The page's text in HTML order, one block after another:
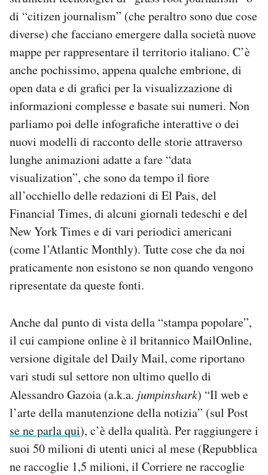
di “citizen journalism” (che peraltro sono due cose
diverse) che facciano emergere dalla società nuove
mappe per rappresentare il territorio italiano. C’è
anche pochissimo, appena qualche embrione, di
open data e di grafici per la visualizzazione di
informazioni complesse e basate sui numeri. Non
parliamo poi delle infografiche interattive o dei
nuovi modelli di racconto delle storie attraverso
lunghe animazioni adatte a fare “data
visualization”, che sono da tempo il fiore
all’occhiello delle redazioni di El Pais, del
Financial Times, di alcuni giornali tedeschi e del
New York Times e di vari periodici americani
(come l’Atlantic Monthly). Tutte cose che da noi
praticamente non esistono se non quando vengono
ripresentate da queste fonti.
Anche dal punto di vista della “stampa popolare”,
il cui campione online è il britannico MailOnline,
versione digitale del Daily Mail, come riportano
vari studi sul settore non ultimo quello di
Alessandro Gazoia (a.k.a. jumpinshark) “Il web e
l’arte della manutenzione della notizia” (sul Post
se ne parla qui), c’è della qualità. Per raggiungere i
suoi 50 milioni di utenti unici al mese (Repubblica
ne raccoglie 1,5 milioni, il Corriere ne raccoglie